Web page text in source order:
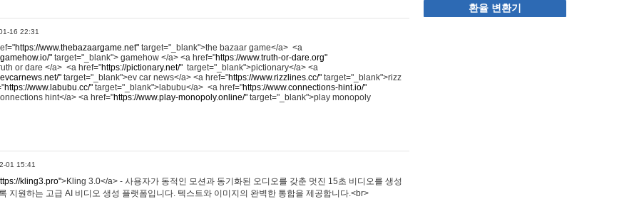
16 22:31
https://www.thebazaargame.net" target="_blank">the bazaar game</a> <a
" target="_blank"> gamehow </a> <a href="https://www.truth-or-dare.org"
or dare </a> <a href="https://pictionary.net/" target="_blank">pictionary</a> <a
" target="_blank">ev car news</a> <a href="https://www.rizzlines.cc/" target="_blank">rizz
https://www.labubu.cc/" target="_blank">labubu</a> <a href="https://www.connections-hint.io/"
hint</a> <a href="https://www.play-monopoly.online/" target="_blank">play monopoly
01 15:41
kling3.pro">Kling 3.0</a> - 사용자가 동적인 모션과 동기화된 오디오를 갖춘 멋진 15초 비디오를 생성
지원하는 고급 AI 비디오 생성 플랫폼입니다. 텍스트와 이미지의 완벽한 통합을 제공합니다.<br>
환율 변환기